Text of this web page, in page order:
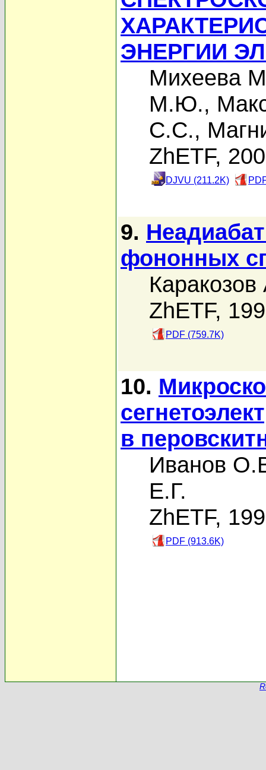
ЭНЕРГИИ
Михеева
М.Ю.,
С.С.,
ZhETF,
DJVU (211.2K)
9.
фононных
ZhETF,
PDF (759.7K)
10.
в
Иванов
Е.Г.
ZhETF,
PDF (913.6K)